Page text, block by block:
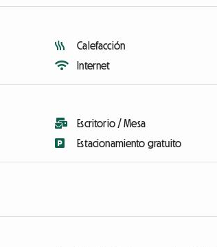
Calefacción
Internet
Escritorio / Mesa
Estacionamiento gratuito